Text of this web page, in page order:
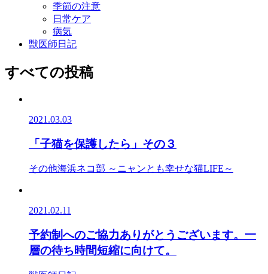
季節の注意
日常ケア
病気
獣医師日記
すべての投稿
2021.03.03
「子猫を保護したら」その３
その他海浜ネコ部 ～ニャンとも幸せな猫LIFE～
2021.02.11
予約制へのご協力ありがとうございます。一
層の待ち時間短縮に向けて。